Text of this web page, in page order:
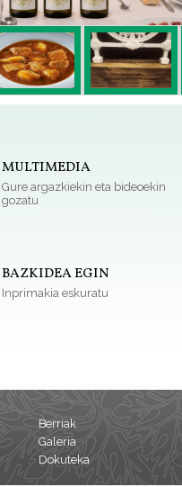
MULTIMEDIA
Gure argazkiekin eta bideoekin
gozatu
BAZKIDEA EGIN
Inprimakia eskuratu
Berriak
Galeria
Dokuteka